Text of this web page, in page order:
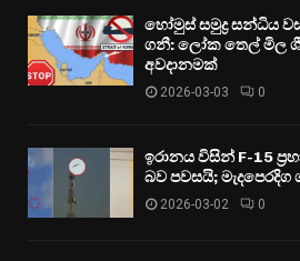
හෝමුස් සමුද්‍ර සන්ධිය
ගනී: ලෝක තෙල් මිල
අවදානමක්
2026-03-03 0
ඉරානය විසින් F-15
බව පවසයි;
2026-03-02 0